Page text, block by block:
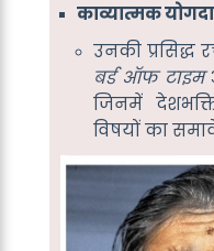
काव्यात्मक
उनकी प्रसिद्ध
बर्ड ऑफ टाइम
जिनमें
विषयों का